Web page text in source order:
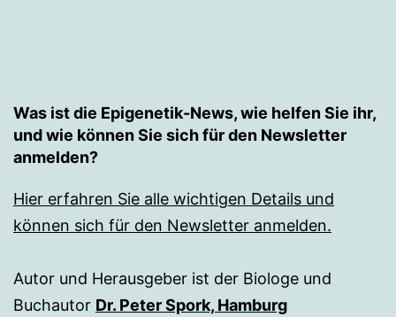
Was ist die Epigenetik-News, wie helfen Sie ihr,
und wie können Sie sich für den Newsletter
anmelden?
Hier erfahren Sie alle wichtigen Details und
können sich für den Newsletter anmelden.
Autor und Herausgeber ist der Biologe und
Buchautor Dr. Peter Spork, Hamburg